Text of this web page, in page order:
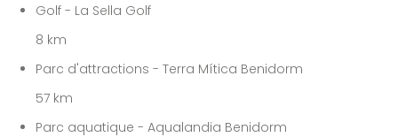
Golf - La Sella Golf
8 km
Parc d'attractions - Terra Mítica Benidorm
57 km
Parc aquatique - Aqualandia Benidorm